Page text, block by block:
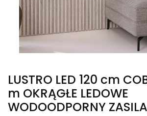
LUSTRO LED 120 cm
m OKRĄGŁE LEDOWE
WODOODPORNY